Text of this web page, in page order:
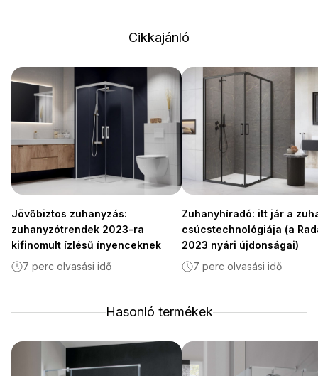
Cikkajánló
Jövőbiztos zuhanyzás:
zuhanyzótrendek 2023-ra
kifinomult ízlésű ínyenceknek
7 perc olvasási idő
Zuhanyhíradó: itt jár a
csúcstechnológiája (a
2023 nyári újdonságai)
7 perc olvasási idő
Hasonló termékek